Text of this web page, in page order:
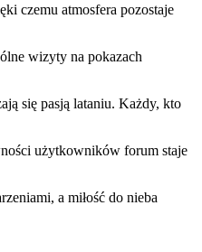
czemu atmosfera pozostaje
wizyty na pokazach
się pasją lataniu. Każdy, kto
użytkowników forum staje
a miłość do nieba